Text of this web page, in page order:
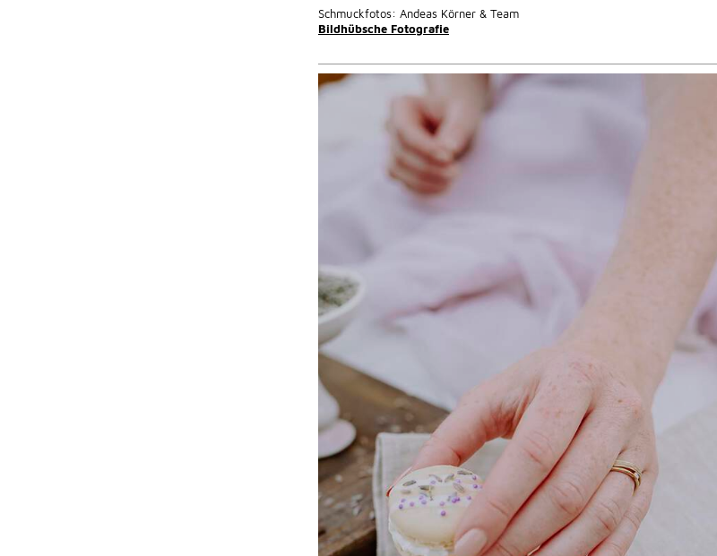
Schmuckfotos: Andeas Körner & Team
Bildhübsche Fotografie